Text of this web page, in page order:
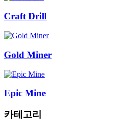
Craft Drill
Gold Miner
Epic Mine
카테고리